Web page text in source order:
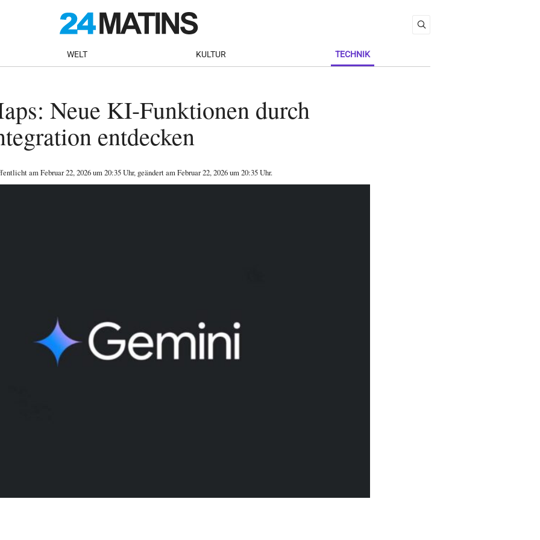
WELT KULTUR TECHNIK
Neue KI-Funktionen durch
entdecken
amFebruar 22, 2026um 20:35 Uhr, geändert am Februar 22, 2026 um 20:35 Uhr.